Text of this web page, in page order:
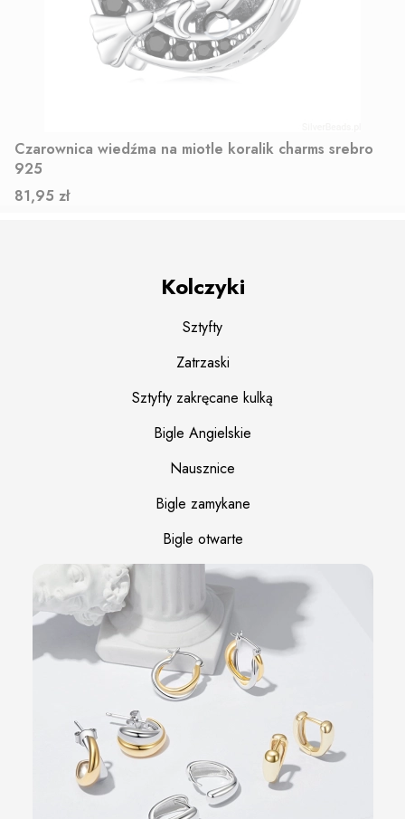
Czarownica wiedźma na miotle koralik charms srebro
925
Cena
81,95 zł
Kolczyki
Sztyfty
Zatrzaski
Sztyfty zakręcane kulką
Bigle Angielskie
Nausznice
Bigle zamykane
Bigle otwarte